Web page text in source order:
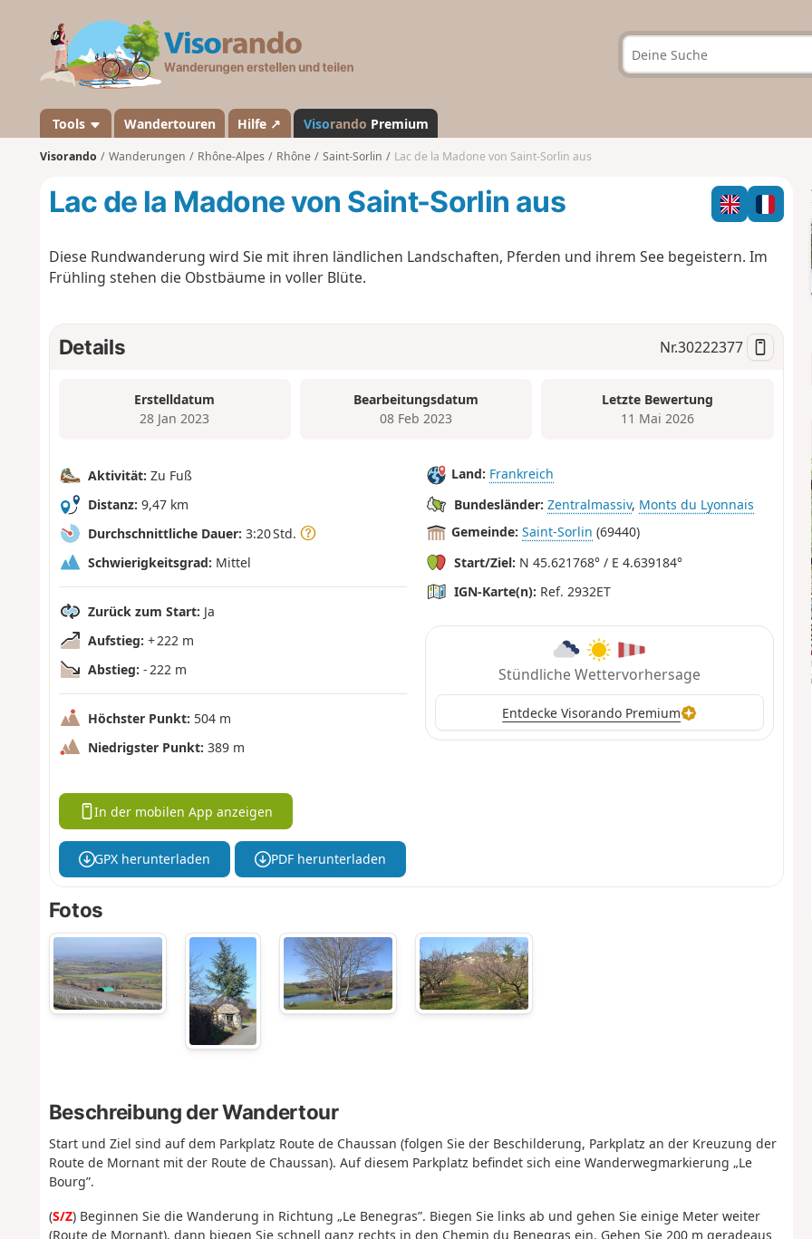
a
n
d
Tools Wandertouren Hilfe ↗ Visorando Premium
Visorando Wanderungen Rhône-Alpes Rhône Saint-Sorlin Lac de la Madone von Saint-Sorlin aus
Lac de la Madone von Saint-Sorlin aus
Diese Rundwanderung wird Sie mit ihren ländlichen Landschaften, Pferden und ihrem See begeistern. Im
Frühling stehen die Obstbäume in voller Blüte.
Details Nr.30222377
Erstelldatum
28 Jan 2023
Bearbeitungsdatum
08 Feb 2023
Letzte Bewertung
11 Mai 2026
Aktivität: Zu Fuß
Distanz: 9,47 km
Durchschnittliche Dauer: 3:20 Std.
Schwierigkeitsgrad: Mittel
Zurück zum Start: Ja
Aufstieg: + 222 m
Abstieg: - 222 m
Höchster Punkt: 504 m
Niedrigster Punkt: 389 m
Land: Frankreich
Bundesländer: Zentralmassiv, Monts du Lyonnais
Gemeinde: Saint-Sorlin (69440)
Start/Ziel: N 45.621768° / E 4.639184°
IGN-Karte(n): Ref. 2932ET
Stündliche Wettervorhersage
Entdecke Visorando Premium
In der mobilen App anzeigen
GPX herunterladen PDF herunterladen
Fotos
Beschreibung der Wandertour
Start und Ziel sind auf dem Parkplatz Route de Chaussan (folgen Sie der Beschilderung, Parkplatz an der Kreuzung der
Route de Mornant mit der Route de Chaussan). Auf diesem Parkplatz befindet sich eine Wanderwegmarkierung „Le
Bourg”.
(S/Z) Beginnen Sie die Wanderung in Richtung „Le Benegras”. Biegen Sie links ab und gehen Sie einige Meter weiter
(Route de Mornant), dann biegen Sie schnell ganz rechts in den Chemin du Benegras ein. Gehen Sie 200 m geradeaus